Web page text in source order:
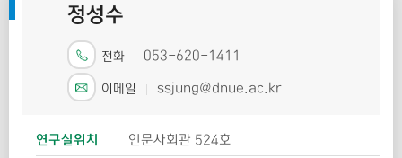
정성수
전화
053-620-1411
이메일
ssjung@dnue.ac.kr
연구실위치
인문사회관 524호